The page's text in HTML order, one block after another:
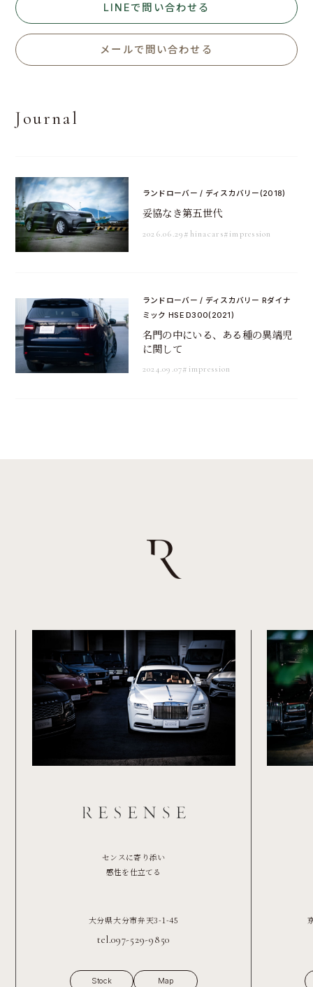
LINEで問い合わせる
メールで問い合わせる
Journal
ランドローバー / ディスカバリー(2018)
妥協なき第五世代
2026.06.29#hinacars#impression
ランドローバー / ディスカバリー Rダイナ
ミック HSE D300(2021)
名門の中にいる、ある種の異端児
に関して
2024.09.07#impression
センスに寄り添い
感性を仕立てる
大分県大分市弁天3-1-45
tel.097-529-9850
Stock Map